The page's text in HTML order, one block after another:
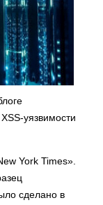
уязвимости
York Times».
сделано в